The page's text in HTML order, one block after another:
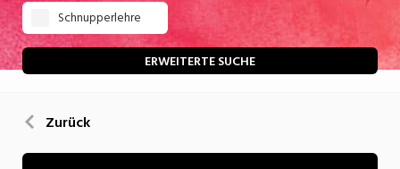
Gesundheit/Pflege/Soziales
Handwerk/Technik
Kultur
Schnupperlehre
ERWEITERTE SUCHE
Zurück